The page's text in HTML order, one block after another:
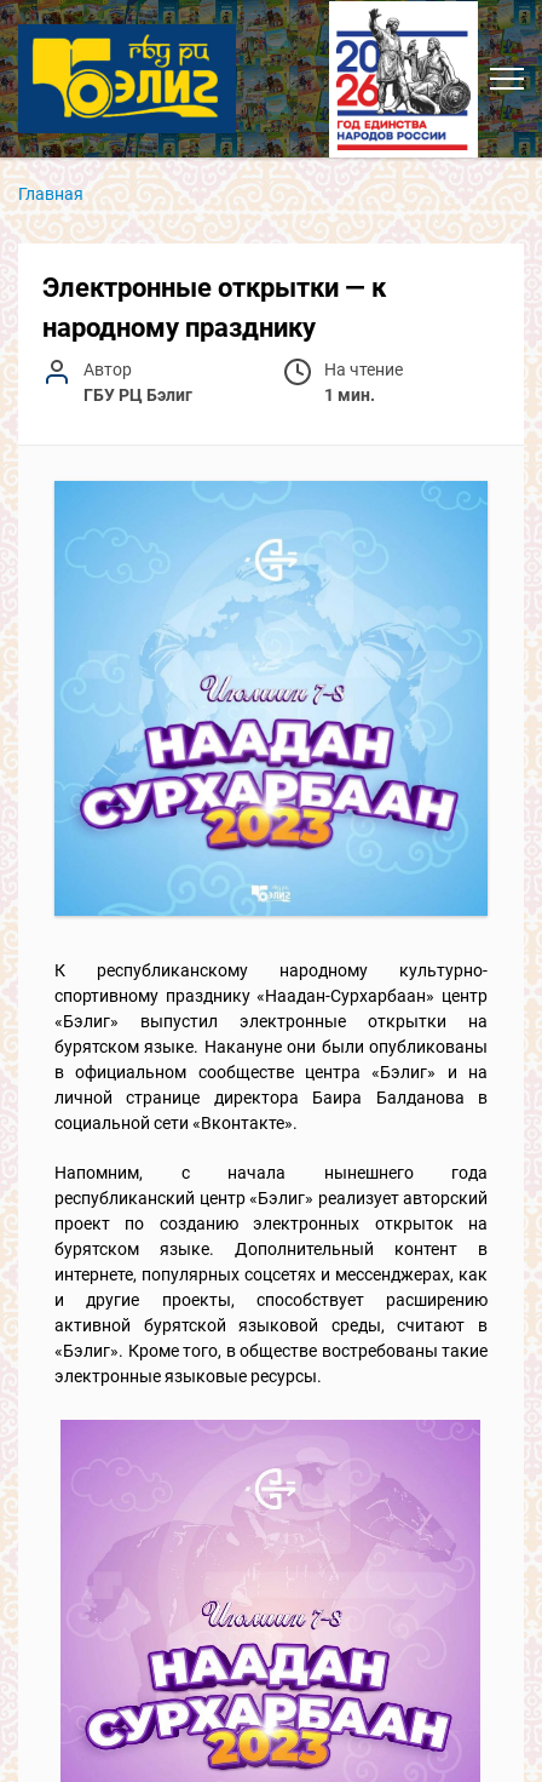
Главная
Электронные открытки — к
народному празднику
Автор
ГБУ РЦ Бэлиг
На чтение
1 мин.
К республиканскому народному культурно-
спортивному празднику «Наадан-Сурхарбаан» центр
«Бэлиг» выпустил электронные открытки на
бурятском языке. Накануне они были опубликованы
в официальном сообществе центра «Бэлиг» и на
личной странице директора Баира Балданова в
социальной сети «Вконтакте».
Напомним, с начала нынешнего года
республиканский центр «Бэлиг» реализует авторский
проект по созданию электронных открыток на
бурятском языке. Дополнительный контент в
интернете, популярных соцсетях и мессенджерах, как
и другие проекты, способствует расширению
активной бурятской языковой среды, считают в
«Бэлиг». Кроме того, в обществе востребованы такие
электронные языковые ресурсы.